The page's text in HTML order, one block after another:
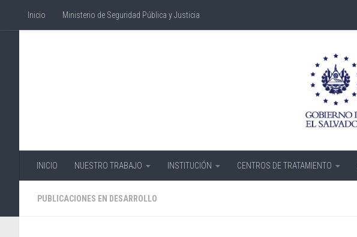
Skip to content
Inicio Ministerio de Seguridad Pública y Justicia
INICIO NUESTRO TRABAJO INSTITUCIÓN CENTROS DE TRATAMIENTO
PUBLICACIONES EN DESARROLLO